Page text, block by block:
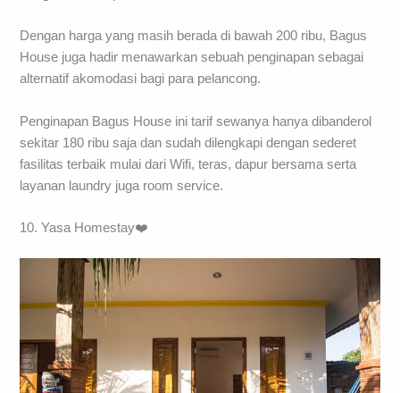
Dengan harga yang masih berada di bawah 200 ribu, Bagus
House juga hadir menawarkan sebuah penginapan sebagai
alternatif akomodasi bagi para pelancong.
Penginapan Bagus House ini tarif sewanya hanya dibanderol
sekitar 180 ribu saja dan sudah dilengkapi dengan sederet
fasilitas terbaik mulai dari Wifi, teras, dapur bersama serta
layanan laundry juga room service.
10. Yasa Homestay❤️